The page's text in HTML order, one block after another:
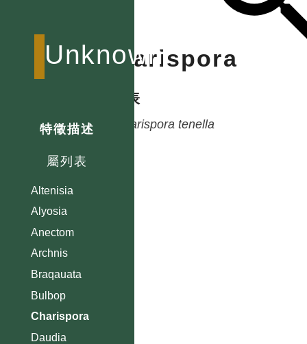
Unknown
特徵描述
屬列表
Altenisia
Alyosia
Anectom
Archnis
Braqauata
Bulbop
Charispora
Daudia
Charispora
種列表
Charispora tenella